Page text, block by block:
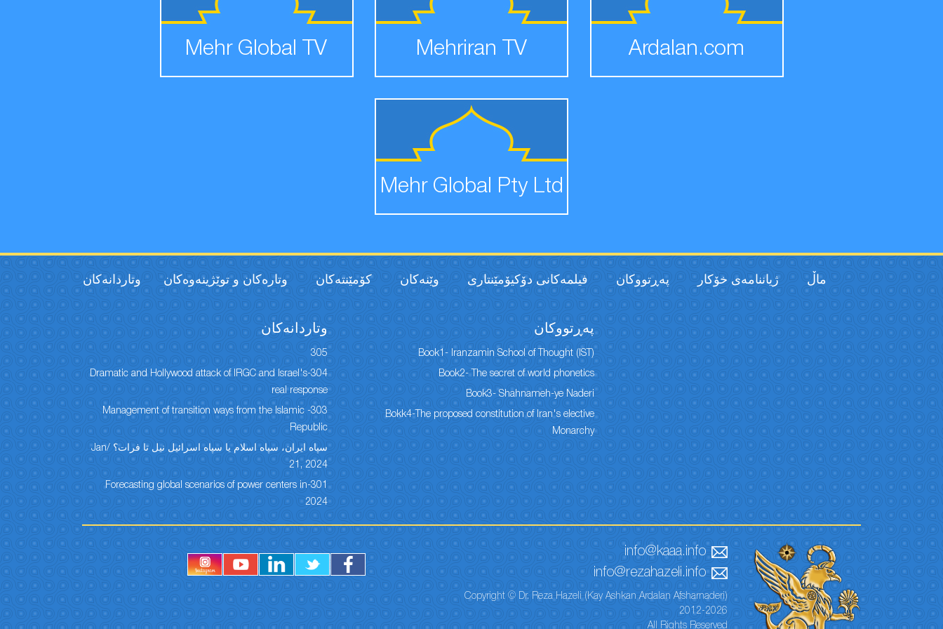
Ardalan.com
Mehriran TV
Mehr Global TV
Mehr Global Pty Ltd
ماڵ ژیاننامەی خۆکار پەڕتووكان فیلمەكانی دۆکیۆمێنتاری وێنەکان كۆمێنتەكان وتارەکان و توێژینەوەکان وتاردانەكان
پەڕتووكان
Book1- Iranzamin School of Thought (IST)
Book2- The secret of world phonetics
Book3- Shahnameh-ye Naderi
Bokk4-The proposed constitution of Iran's elective
Monarchy
وتاردانەكان
305
304-Dramatic and Hollywood attack of IRGC and Israel's
real response
303- Management of transition ways from the Islamic
Republic
سپاه ایران، سپاه اسلام یا سپاه اسرائیل نیل تا فرات؟ /Jan
21, 2024
301-Forecasting global scenarios of power centers in
2024
info@kaaa.info
info@rezahazeli.info
Copyright © Dr. Reza Hazeli (Kay Ashkan Ardalan Afsharnaderi)
2012-2026
All Rights Reserved